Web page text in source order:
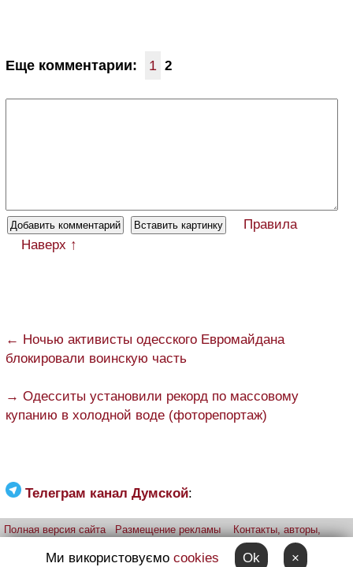
Еще комментарии: 1 2
Правила
Наверх ↑
← Ночью активисты одесского Евромайдана
блокировали воинскую часть
→ Одесситы установили рекорд по массовому
купанию в холодной воде (фоторепортаж)
Телеграм канал Думской:
Полная версия сайта Размещение рекламы
Контакты, авторы,
iPhone
Ми використовуємо cookies Ok ×